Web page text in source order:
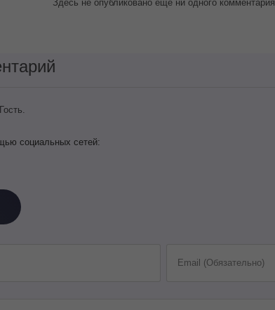
Здесь не опубликовано еще ни одного комментария
социальных сетей:
Email (Обязательно)